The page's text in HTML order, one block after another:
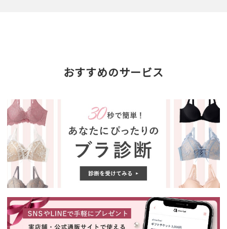
おすすめのサービス